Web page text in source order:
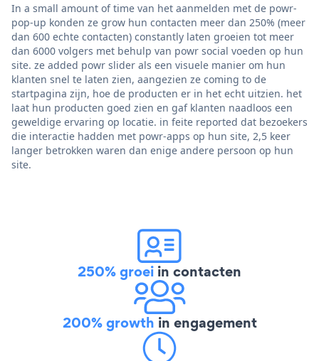
In a small amount of time van het aanmelden met de powr-
pop-up konden ze grow hun contacten meer dan 250% (meer
dan 600 echte contacten) constantly laten groeien tot meer
dan 6000 volgers met behulp van powr social voeden op hun
site. ze added powr slider als een visuele manier om hun
klanten snel te laten zien, aangezien ze coming to de
startpagina zijn, hoe de producten er in het echt uitzien. het
laat hun producten goed zien en gaf klanten naadloos een
geweldige ervaring op locatie. in feite reported dat bezoekers
die interactie hadden met powr-apps op hun site, 2,5 keer
langer betrokken waren dan enige andere persoon op hun
site.
250% groei in contacten
200% growth in engagement